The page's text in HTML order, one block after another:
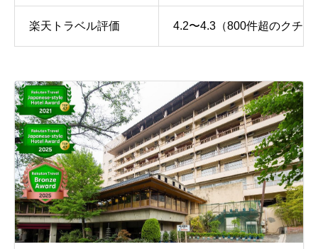
楽天トラベル評価 4.2〜4.3（800件超のクチコ